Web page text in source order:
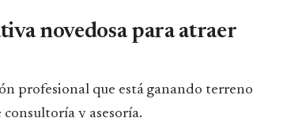
novedosa para atraer
profesional que está ganando terreno
consultoría y asesoría.